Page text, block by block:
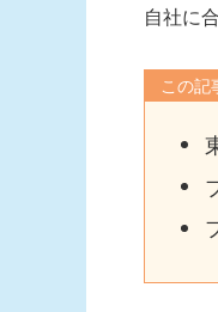
自社に
この記